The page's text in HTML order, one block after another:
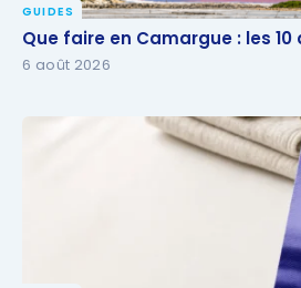
Que faire en Camargue : les 10
GUIDES
Que faire en Camargue : les
6 août 2026